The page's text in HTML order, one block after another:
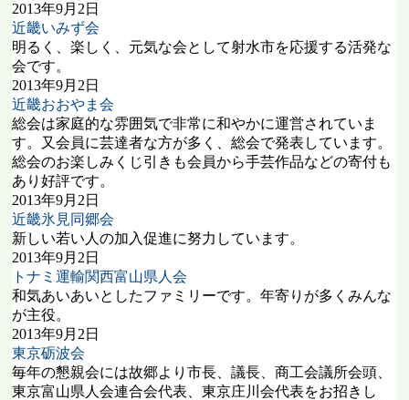
2013年9月2日
近畿いみず会
明るく、楽しく、元気な会として射水市を応援する活発な
会です。
2013年9月2日
近畿おおやま会
総会は家庭的な雰囲気で非常に和やかに運営されていま
す。又会員に芸達者な方が多く、総会で発表しています。
総会のお楽しみくじ引きも会員から手芸作品などの寄付も
あり好評です。
2013年9月2日
近畿氷見同郷会
新しい若い人の加入促進に努力しています。
2013年9月2日
トナミ運輸関西富山県人会
和気あいあいとしたファミリーです。年寄りが多くみんな
が主役。
2013年9月2日
東京砺波会
毎年の懇親会には故郷より市長、議長、商工会議所会頭、
東京富山県人会連合会代表、東京庄川会代表をお招きし